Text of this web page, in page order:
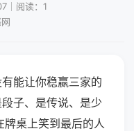
｜阅读：1
能让你稳赢三家的
子、是传说、是少
桌上笑到最后的人